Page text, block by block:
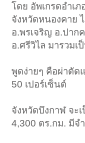
โดย อัพเกรดอำเ
จังหวัดหนองคาย
อ.พรเจริญ อ.ปาก
อ.ศรีวิไล มารวมเ
พูดง่ายๆ คือผ่าตัด
50 เปอร์เซ็นต์
จังหวัดบึงกาฬ จะ
4,300 ตร.กม. มีจ